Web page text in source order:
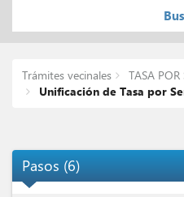
Trámites vecinales
TASA POR
Unificación de Tasa por
Pasos (6)